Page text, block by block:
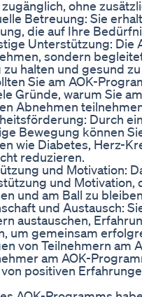
ohne
Betreuung: Sie
die auf Ihre
Unterstützung: Die
sondern
halten und gesund
Sie am AOK-
Gründe, warum Sie
Abnehmen
Durch
Bewegung können
wie Diabetes, Herz-
reduzieren.
und Motivation:
und Motivation,
und am Ball zu
und Austausch:
austauschen,
um gemeinsam
von Teilnehmern am
am AOK-
positiven